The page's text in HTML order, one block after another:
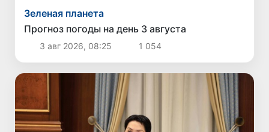
Зеленая планета
Прогноз погоды на день 3 августа
3 авг 2026, 08:25 1 054